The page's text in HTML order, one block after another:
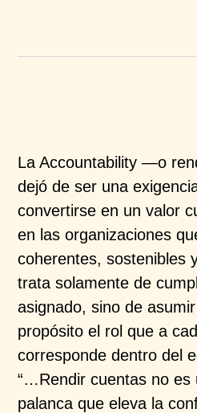
La Accountability —o
dejó de ser una
convertirse en un valor
en las organizaciones
coherentes, sostenibles
trata solamente de
asignado, sino de
propósito el rol que a
corresponde dentro del
“…Rendir cuentas no es
palanca que eleva la